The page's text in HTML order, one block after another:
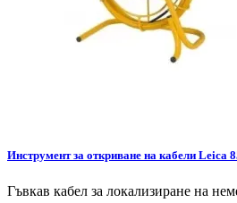
Инструмент за откриване на кабели Leica
Гъвкав кабел за локализиране на